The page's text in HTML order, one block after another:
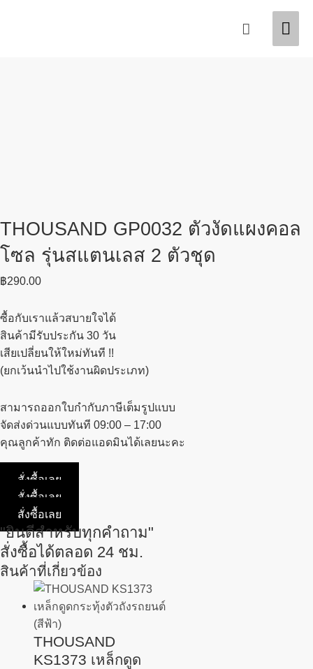
Search
THOUSAND GP0032 ตัวงัดแผงคอล
โซล รุ่นสแตนเลส 2 ตัวชุด
฿290.00
ซื้อกับเราแล้วสบายใจได้
สินค้ามีรับประกัน 30 วัน
เสียเปลี่ยนให้ใหม่ทันที !!
(ยกเว้นนำไปใช้งานผิดประเภท)
สามารถออกใบกำกับภาษีเต็มรูปแบบ
จัดส่งด่วนแบบทันที 09:00 – 17:00
คุณลูกค้าทัก ติดต่อแอดมินได้เลยนะคะ
สั่งซื้อเลย
สั่งซื้อเลย
สั่งซื้อเลย
"ยินดีสำหรับทุกคำถาม"
สั่งซื้อได้ตลอด 24 ชม.
สินค้าที่เกี่ยวข้อง
THOUSAND
KS1373 เหล็กดูด